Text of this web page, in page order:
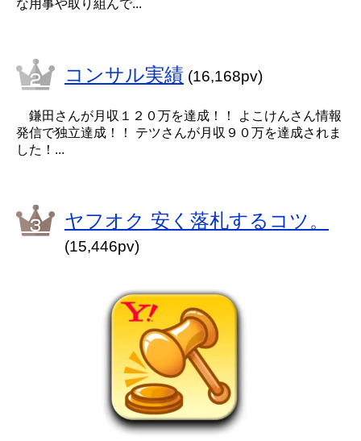
な用事や取り組んで...
コンサル実績 (16,168pv)
鎌田さんが月収１２０万を達成！！ よこけんさん情報
発信で独立達成！！ テツさんが月収９０万を達成されま
した！...
ヤフオク 安く落札するコツ。
(15,446pv)